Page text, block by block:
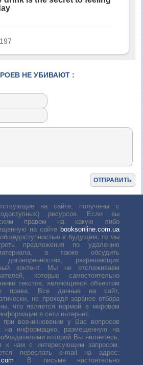
НЕ УБИВАЮТ :
на сайте, получены с
ресурсов. Если вы
правом на какую либо
на сайте booksonline.com.ua
в будущем, то мы
предложения по удалению
а также обсудить
разрешающих
контент. Мы не отслеживаем
которые самостоятельно
текстов, являющиеся объектом
права. Все данные на сайт,
не проходя заранее отбора
что является нормой в мировом
в сети интернет.
возникновении у Вас вопросов
на информацию, размещенную на
которой Вы являетесь,
к нам с интересующим запросом.
переслать е-mail на адрес:
. В письме настоятельно